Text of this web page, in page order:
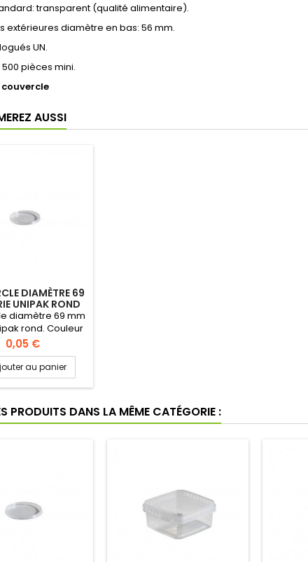
transparent (qualité alimentaire).
extérieures diamètre en bas: 56 mm.
UN.
pièces mini.
couvercle
AUSSI
DIAMÈTRE 69
UNIPAK ROND
diamètre 69 mm
rond. Couleur
transparent
alimentaire).
9 mm. Vendu par
pièces mini.
Prix
0,05 €
au panier
PRODUITS DANS LA MÊME CATÉGORIE :